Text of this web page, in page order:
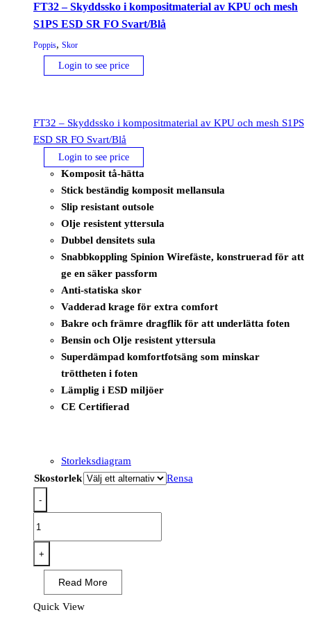
FT32 – Skyddssko i kompositmaterial av KPU och mesh
S1PS ESD SR FO Svart/Blå
Poppis, Skor
Login to see price
FT32 – Skyddssko i kompositmaterial av KPU och mesh S1PS
ESD SR FO Svart/Blå
Login to see price
Komposit tå-hätta
Stick beständig komposit mellansula
Slip resistant outsole
Olje resistent yttersula
Dubbel densitets sula
Snabbkoppling Spinion Wirefäste, konstruerad för att
ge en säker passform
Anti-statiska skor
Vadderad krage för extra comfort
Bakre och främre dragflik för att underlätta foten
Bensin och Olje resistent yttersula
Superdämpad komfortfotsäng som minskar
tröttheten i foten
Lämplig i ESD miljöer
CE Certifierad
Storleksdiagram
Skostorlek
Rensa
-
Skyddssko
i
kompositmaterial
av
+
Read More
Quick View